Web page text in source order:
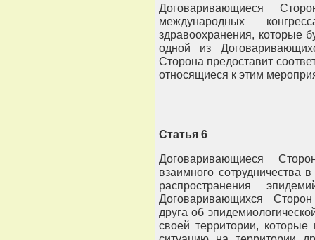
Договаривающиеся
международных
здравоохранения, которые
одной из
Сторона предоставит
относящиеся к этим
Статья 6
Договаривающиеся
взаимного сотрудничества
распространения
Договаривающихся
друга об
своей территории, которые